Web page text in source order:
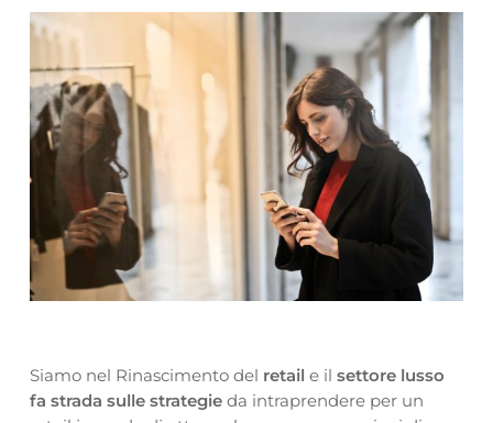
Siamo nel Rinascimento del retail e il settore lusso
fa strada sulle strategieda intraprendere per un